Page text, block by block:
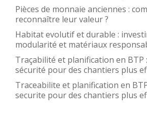
Pièces de monnaie anciennes :
reconnaître leur valeur ?
Habitat evolutif et durable :
modularité et matériaux
Traçabilité et planification en BTP
sécurité pour des chantiers plus
Traceabilite et planification en
securite pour des chantiers plus